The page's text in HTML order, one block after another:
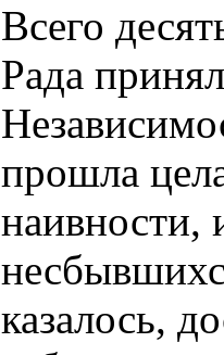
Всего
Рада
прошла
наивности,
казалось,